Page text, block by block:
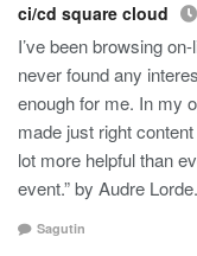
ci/cd square cloud
I’ve been browsing
never found any
enough for me. In my
made just right
lot more helpful than
event.” by Audre Lorde.
Sagutin